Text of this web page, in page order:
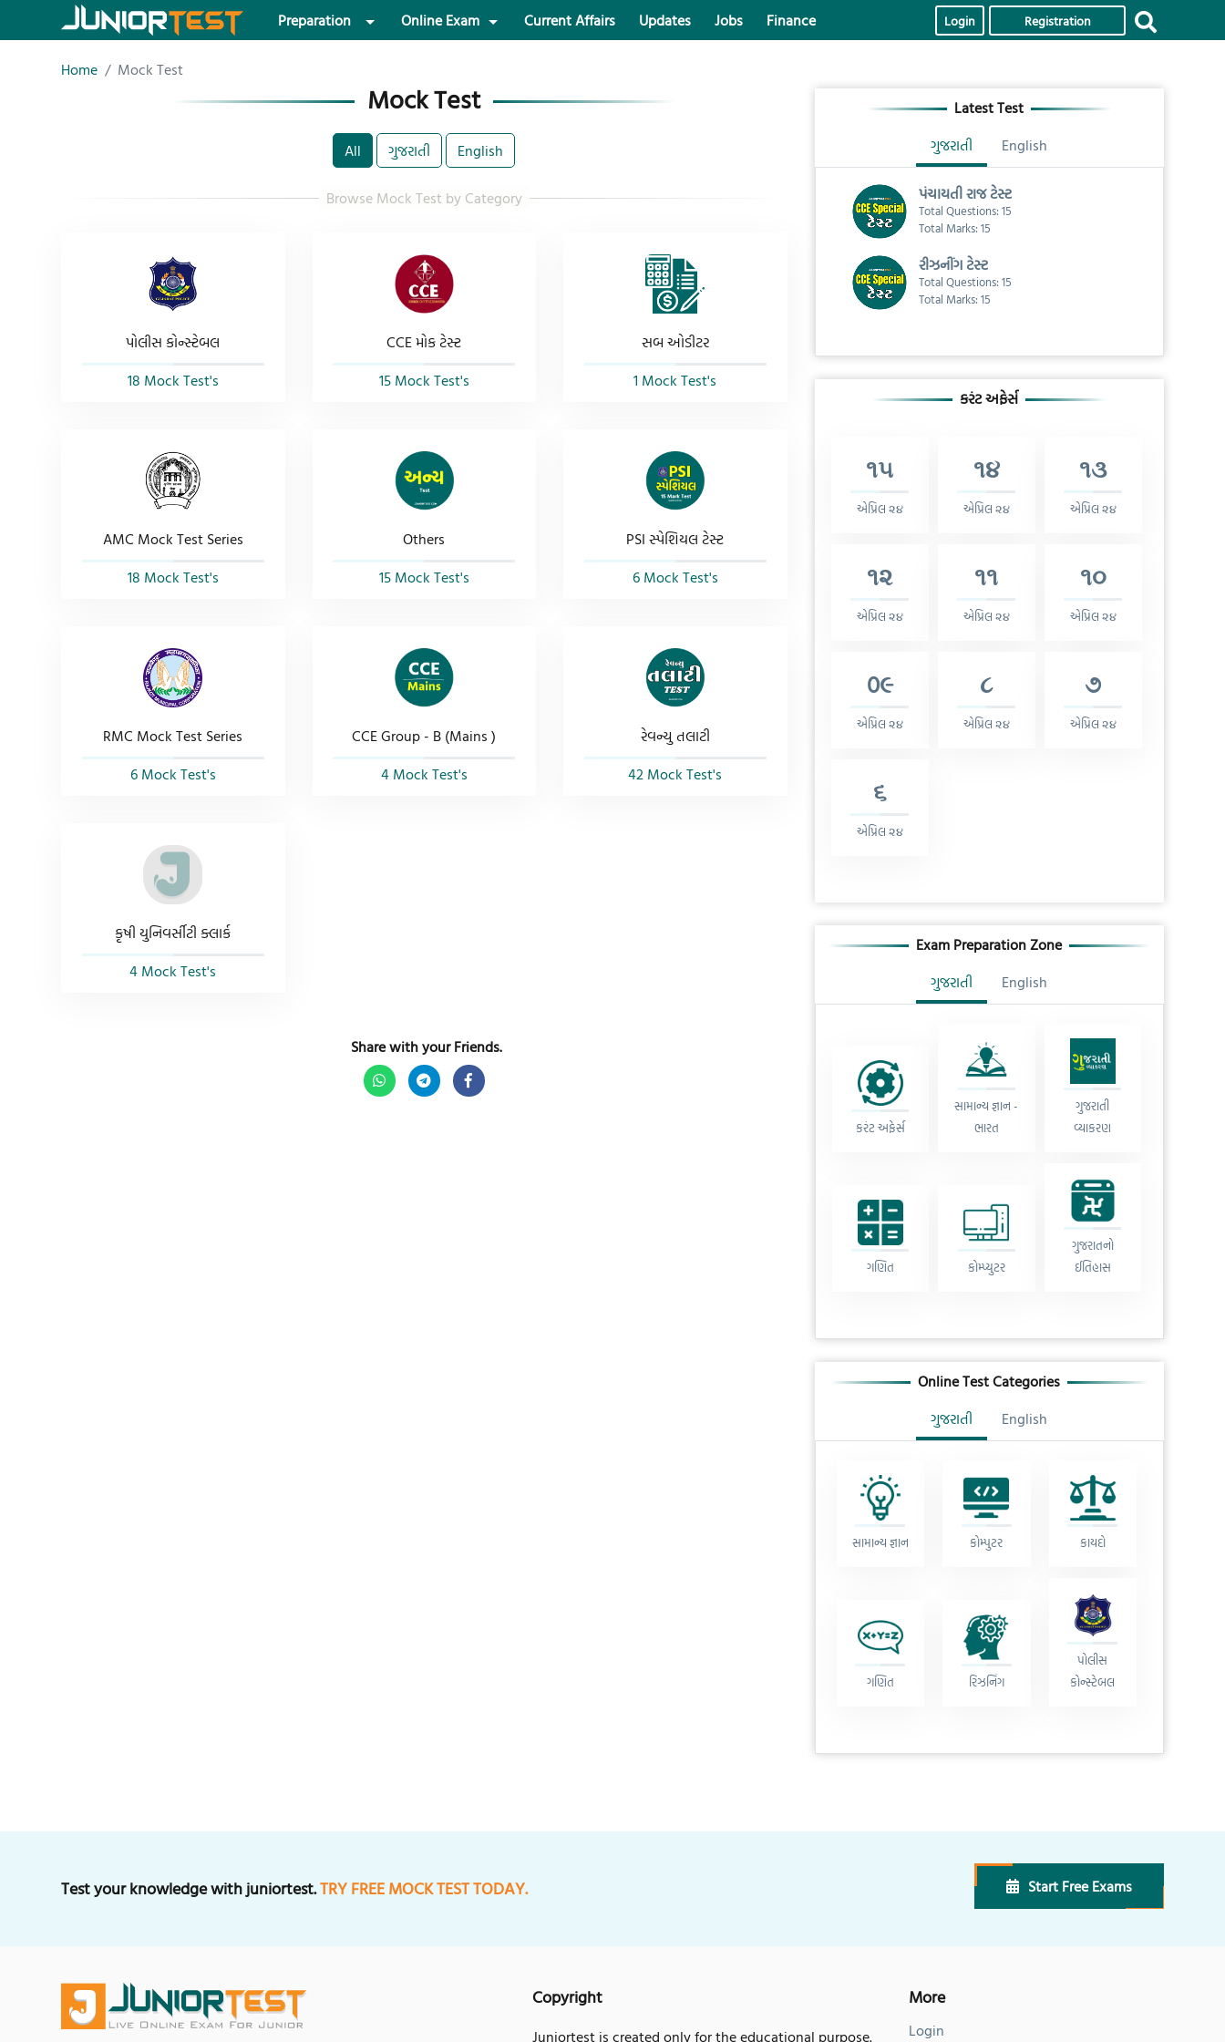
Preparation Online Exam Current Affairs Updates Jobs Finance Login Registration
Home Mock Test
Mock Test
All ગુજરાતી English
પોલીસ કોન્સ્ટેબલ
18 Mock Test's
CCE મોક ટેસ્ટ
15 Mock Test's
સબ ઓડીટર
1 Mock Test's
AMC Mock Test Series
18 Mock Test's
Others
15 Mock Test's
PSI સ્પેશિયલ ટેસ્ટ
6 Mock Test's
RMC Mock Test Series
6 Mock Test's
CCE Group - B (Mains )
4 Mock Test's
રેવન્યુ તલાટી
42 Mock Test's
કૃષી યુનિવર્સીટી ક્લાર્ક
4 Mock Test's
Share with your Friends.
Latest Test
ગુજરાતી
English
પંચાયતી રાજ ટેસ્ટ
Total Questions: 15
Total Marks: 15
રીઝનીંગ ટેસ્ટ
Total Questions: 15
Total Marks: 15
કરંટ અફેર્સ
૧૫
એપ્રિલ ૨૪
૧૪
એપ્રિલ ૨૪
૧૩
એપ્રિલ ૨૪
૧૨
એપ્રિલ ૨૪
૧૧
એપ્રિલ ૨૪
૧૦
એપ્રિલ ૨૪
0૯
એપ્રિલ ૨૪
૮
એપ્રિલ ૨૪
૭
એપ્રિલ ૨૪
૬
એપ્રિલ ૨૪
Exam Preparation Zone
ગુજરાતી
English
કરંટ અફેર્સ
સામાન્ય જ્ઞાન -
ભારત
ગુજરાતી
વ્યાકરણ
ગણિત કોમ્પ્યુટર
ગુજરાતનો
ઈતિહાસ
Online Test Categories
ગુજરાતી
English
સામાન્ય જ્ઞાન કોમ્પુટર કાયદો
ગણિત રિઝનિંગ
પોલીસ
કોન્સ્ટેબલ
Test your knowledge with juniortest.TRY FREE MOCK TEST TODAY. Start Free Exams
Copyright
Juniortest is created only for the educational purpose.
More
Login